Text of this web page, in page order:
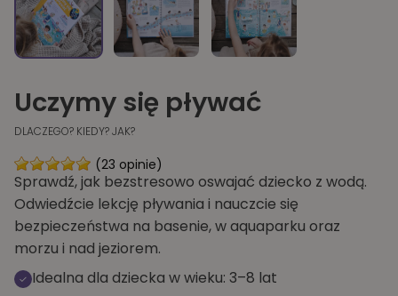
Uczymy się pływać
DLACZEGO? KIEDY? JAK?
(23 opinie)
Sprawdź, jak bezstresowo oswajać dziecko z wodą.
Odwiedźcie lekcję pływania i nauczcie się
bezpieczeństwa na basenie, w aquaparku oraz
morzu i nad jeziorem.
Idealna dla dziecka w wieku: 3–8 lat